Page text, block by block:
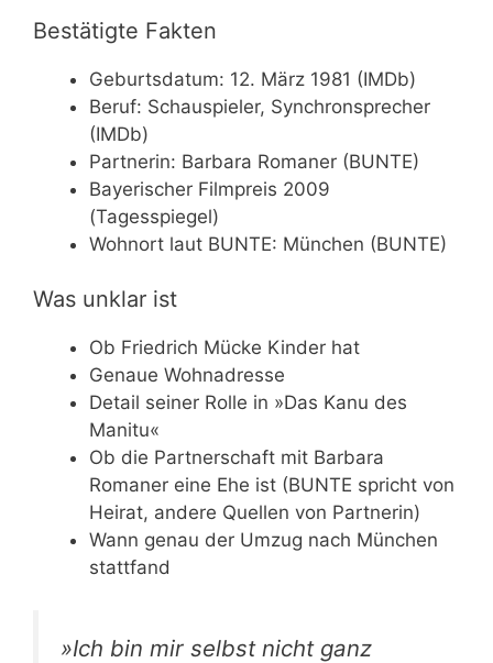
Bestätigte Fakten
Geburtsdatum: 12. März 1981 (IMDb)
Beruf: Schauspieler, Synchronsprecher
(IMDb)
Partnerin: Barbara Romaner (BUNTE)
Bayerischer Filmpreis 2009
(Tagesspiegel)
Wohnort laut BUNTE: München (BUNTE)
Was unklar ist
Ob Friedrich Mücke Kinder hat
Genaue Wohnadresse
Detail seiner Rolle in »Das Kanu des
Manitu«
Ob die Partnerschaft mit Barbara
Romaner eine Ehe ist (BUNTE spricht von
Heirat, andere Quellen von Partnerin)
Wann genau der Umzug nach München
stattfand
»Ich bin mir selbst nicht ganz